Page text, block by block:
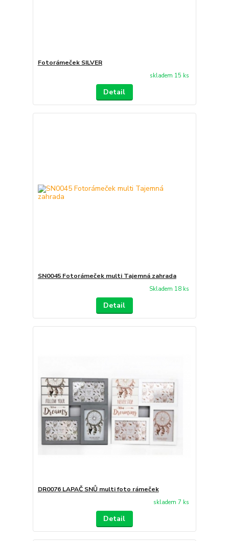
Fotorámeček SILVER
skladem 15 ks
Detail
SN0045 Fotorámeček multi Tajemná zahrada
Skladem 18 ks
Detail
DR0076 LAPAČ SNŮ multi foto rámeček
skladem 7 ks
Detail